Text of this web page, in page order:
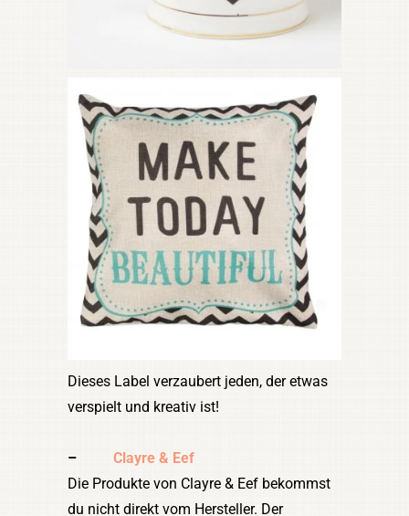
Dieses Label verzaubert jeden, der etwas
verspielt und kreativ ist!
– Clayre & Eef
Die Produkte von Clayre & Eef bekommst
du nicht direkt vom Hersteller. Der